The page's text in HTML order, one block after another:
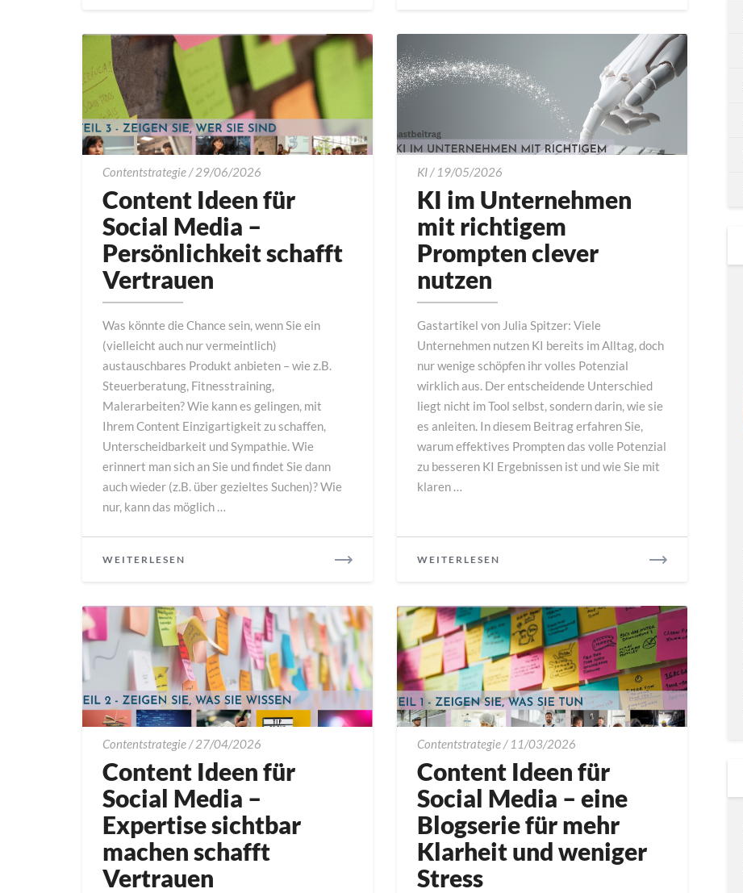
Contentstrategie/29/06/2026
Ideen
für
Media
Vertrauen
Content Ideen für
Social Media –
Persönlichkeit schafft
Vertrauen
Was könnte die Chance sein, wenn Sie ein
(vielleicht auch nur vermeintlich)
austauschbares Produkt anbieten – wie z.B.
Steuerberatung, Fitnesstraining,
Malerarbeiten? Wie kann es gelingen, mit
Ihrem Content Einzigartigkeit zu schaffen,
Unterscheidbarkeit und Sympathie. Wie
erinnert man sich an Sie und findet Sie dann
auch wieder (z.B. über gezieltes Suchen)? Wie
nur, kann das möglich …
WEITERLESEN
KI/ 19/05/2026
im
Unternehmen
mit
richtigem
KI im Unternehmen
mit richtigem
Prompten clever
nutzen
Gastartikel von Julia Spitzer: Viele
Unternehmen nutzen KI bereits im Alltag, doch
nur wenige schöpfen ihr volles Potenzial
wirklich aus. Der entscheidende Unterschied
liegt nicht im Tool selbst, sondern darin, wie sie
es anleiten. In diesem Beitrag erfahren Sie,
warum effektives Prompten das volle Potenzial
zu besseren KI Ergebnissen ist und wie Sie mit
klaren …
WEITERLESEN
Contentstrategie/27/04/2026
Ideen
für
Media
–
Expertise
Content Ideen für
Social Media –
Expertise sichtbar
machen schafft
Vertrauen
Contentstrategie/ 11/03/2026
Ideen
für
Social
Media
–
eine
Content Ideen für
Social Media – eine
Blogserie für mehr
Klarheit und weniger
Stress